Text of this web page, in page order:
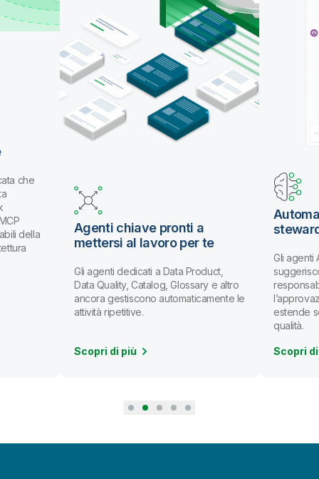
che
della
Agenti chiave pronti a
mettersi al lavoro per te
Gli agenti dedicati a Data Product,
Data Quality, Catalog, Glossary e altro
ancora gestiscono automaticamente le
attività ripetitive.
Scopri di più
Gli agenti
estende
qualità.
Scopri